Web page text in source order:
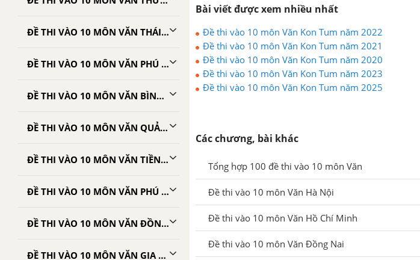
ĐỀ THI VÀO 10 MÔN VĂN THÁI NGUYÊN
ĐỀ THI VÀO 10 MÔN VĂN PHÚ THỌ
ĐỀ THI VÀO 10 MÔN VĂN BÌNH THUẬN
ĐỀ THI VÀO 10 MÔN VĂN QUẢNG NAM
ĐỀ THI VÀO 10 MÔN VĂN TIỀN GIANG
ĐỀ THI VÀO 10 MÔN VĂN PHÚ YÊN
ĐỀ THI VÀO 10 MÔN VĂN ĐỒNG THÁP
ĐỀ THI VÀO 10 MÔN VĂN GIA LAI
Bài viết được xem nhiều nhất
Đề thi vào 10 môn Văn Kon Tum năm 2022
Đề thi vào 10 môn Văn Kon Tum năm 2021
Đề thi vào 10 môn Văn Kon Tum năm 2020
Đề thi vào 10 môn Văn Kon Tum năm 2023
Đề thi vào 10 môn Văn Kon Tum năm 2025
Các chương, bài khác
Tổng hợp 100 đề thi vào 10 môn Văn
Đề thi vào 10 môn Văn Hà Nội
Đề thi vào 10 môn Văn Hồ Chí Minh
Đề thi vào 10 môn Văn Đồng Nai